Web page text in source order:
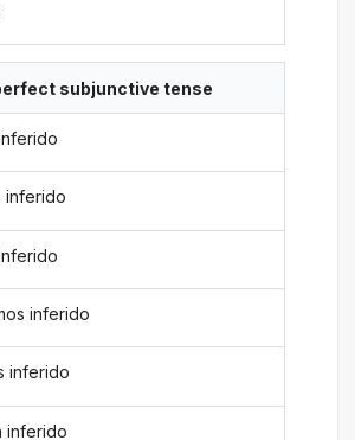
subjunctive tense
inferido
inferido
inferido
inferido